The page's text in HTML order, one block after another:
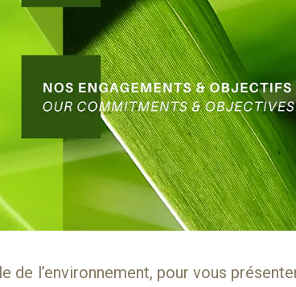
de l’environnement, pour vous